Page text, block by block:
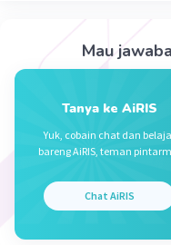
— Tampilkan 1
Mau
Tanya ke AiRIS
Yuk, cobain chat dan
bareng AiRIS, teman
Chat AiRIS